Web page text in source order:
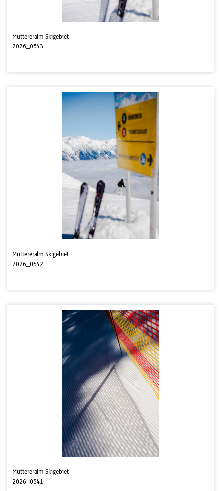
Muttereralm Skigebiet
2026_0543
Muttereralm Skigebiet
2026_0542
Muttereralm Skigebiet
2026_0541